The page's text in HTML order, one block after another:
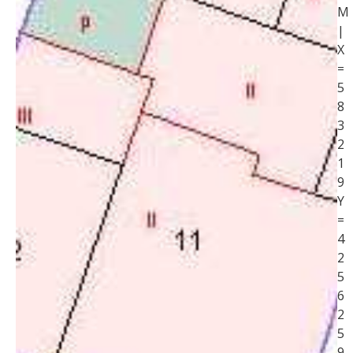
M
|
X
=
5
8
3
2
1
9
Y
=
4
2
5
6
2
5